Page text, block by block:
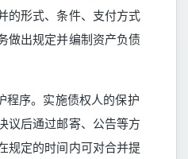
的形式、条件、支付方式
做出规定并编制资产负债
序。实施债权人的保护
议后通过邮寄、公告等方
规定的时间内可对合并提